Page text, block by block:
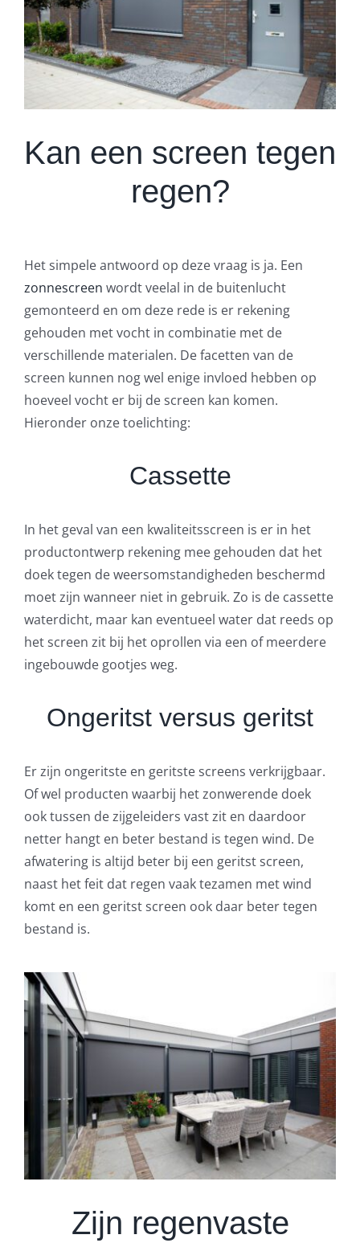
Kan een screen tegen
regen?
Het simpele antwoord op deze vraag is ja. Een
zonnescreen wordt veelal in de buitenlucht
gemonteerd en om deze rede is er rekening
gehouden met vocht in combinatie met de
verschillende materialen. De facetten van de
screen kunnen nog wel enige invloed hebben op
hoeveel vocht er bij de screen kan komen.
Hieronder onze toelichting:
Cassette
In het geval van een kwaliteitsscreen is er in het
productontwerp rekening mee gehouden dat het
doek tegen de weersomstandigheden beschermd
moet zijn wanneer niet in gebruik. Zo is de cassette
waterdicht, maar kan eventueel water dat reeds op
het screen zit bij het oprollen via een of meerdere
ingebouwde gootjes weg.
Ongeritst versus geritst
Er zijn ongeritste en geritste screens verkrijgbaar.
Of wel producten waarbij het zonwerende doek
ook tussen de zijgeleiders vast zit en daardoor
netter hangt en beter bestand is tegen wind. De
afwatering is altijd beter bij een geritst screen,
naast het feit dat regen vaak tezamen met wind
komt en een geritst screen ook daar beter tegen
bestand is.
Zijn regenvaste